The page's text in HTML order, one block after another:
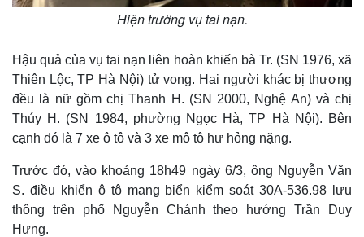
Hiện trường vụ tai nạn.
Hậu quả của vụ tai nạn liên hoàn khiến bà Tr. (SN 1976, xã
Thiên Lộc, TP Hà Nội) tử vong. Hai người khác bị thương
đều là nữ gồm chị Thanh H. (SN 2000, Nghệ An) và chị
Thúy H. (SN 1984, phường Ngọc Hà, TP Hà Nội). Bên
cạnh đó là 7 xe ô tô và 3 xe mô tô hư hỏng nặng.
Trước đó, vào khoảng 18h49 ngày 6/3, ông Nguyễn Văn
S. điều khiển ô tô mang biển kiểm soát 30A-536.98 lưu
thông trên phố Nguyễn Chánh theo hướng Trần Duy
Hưng.